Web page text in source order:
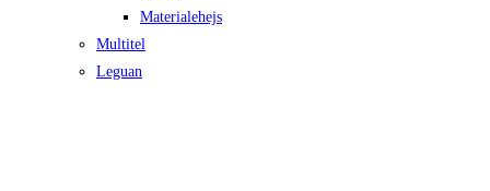
Materialehejs
Multitel
Leguan